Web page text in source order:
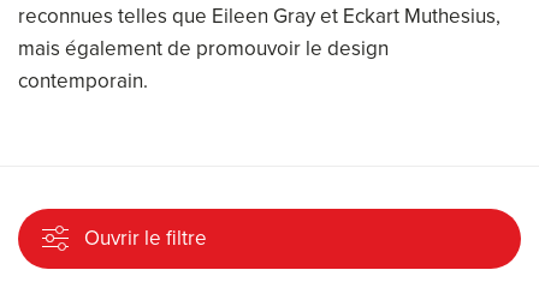
reconnues telles que Eileen Gray et Eckart Muthesius,
mais également de promouvoir le design
contemporain.
Ouvrir le filtre